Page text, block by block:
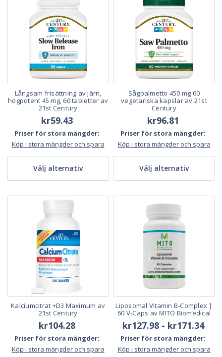
Långsam frisättning av järn,
högpotent 45 mg, 60 tabletter av
21st Century
kr59.43
Priser för stora mängder:
Köp i stora mängder och spara
Välj alternativ
Sågpalmetto 450 mg 60
vegetariska kapslar av 21st
Century
kr96.81
Priser för stora mängder:
Köp i stora mängder och spara
Välj alternativ
Kalciumcitrat +D3 Maximum av
21st Century
kr104.28
Priser för stora mängder:
Köp i stora mängder och spara
Liposomal Vitamin B-Complex |
60 V-Caps av MITO Biomedical
kr127.98 - kr171.34
Priser för stora mängder:
Köp i stora mängder och spara